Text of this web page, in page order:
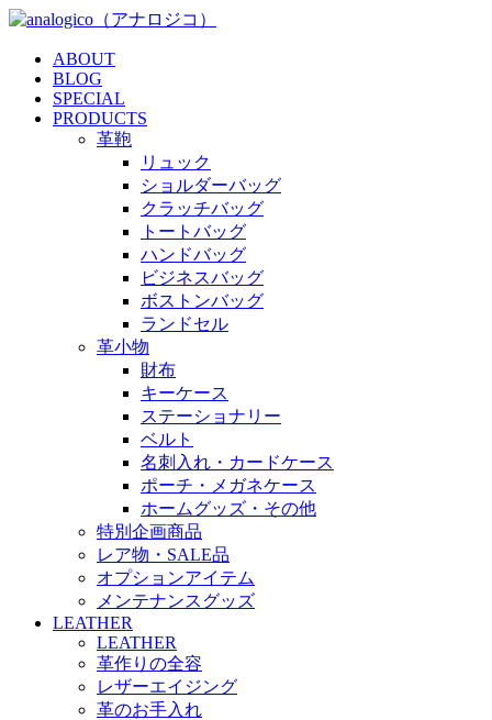
ABOUT
BLOG
SPECIAL
PRODUCTS
革鞄
リュック
ショルダーバッグ
クラッチバッグ
トートバッグ
ハンドバッグ
ビジネスバッグ
ボストンバッグ
ランドセル
革小物
財布
キーケース
ステーショナリー
ベルト
名刺入れ・カードケース
ポーチ・メガネケース
ホームグッズ・その他
特別企画商品
レア物・SALE品
オプションアイテム
メンテナンスグッズ
LEATHER
LEATHER
革作りの全容
レザーエイジング
革のお手入れ